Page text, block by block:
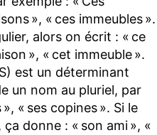
», « ces immeubles ».
alors on écrit : « ce
», « cet immeuble ».
est un déterminant
un nom au pluriel, par
« ses copines ». Si le
donne : « son ami », «